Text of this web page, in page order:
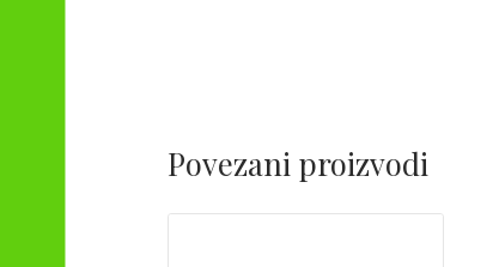
Povezani proizvodi